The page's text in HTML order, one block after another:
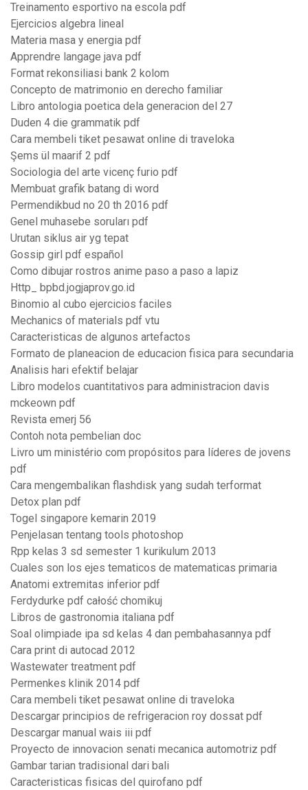
Treinamento esportivo na escola pdf
Ejercicios algebra lineal
Materia masa y energia pdf
Apprendre langage java pdf
Format rekonsiliasi bank 2 kolom
Concepto de matrimonio en derecho familiar
Libro antologia poetica dela generacion del 27
Duden 4 die grammatik pdf
Cara membeli tiket pesawat online di traveloka
Şems ül maarif 2 pdf
Sociologia del arte vicenç furio pdf
Membuat grafik batang di word
Permendikbud no 20 th 2016 pdf
Genel muhasebe soruları pdf
Urutan siklus air yg tepat
Gossip girl pdf español
Como dibujar rostros anime paso a paso a lapiz
Http_ bpbd.jogjaprov.go.id
Binomio al cubo ejercicios faciles
Mechanics of materials pdf vtu
Caracteristicas de algunos artefactos
Formato de planeacion de educacion fisica para secundaria
Analisis hari efektif belajar
Libro modelos cuantitativos para administracion davis
mckeown pdf
Revista emerj 56
Contoh nota pembelian doc
Livro um ministério com propósitos para líderes de jovens
pdf
Cara mengembalikan flashdisk yang sudah terformat
Detox plan pdf
Togel singapore kemarin 2019
Penjelasan tentang tools photoshop
Rpp kelas 3 sd semester 1 kurikulum 2013
Cuales son los ejes tematicos de matematicas primaria
Anatomi extremitas inferior pdf
Ferdydurke pdf całość chomikuj
Libros de gastronomia italiana pdf
Soal olimpiade ipa sd kelas 4 dan pembahasannya pdf
Cara print di autocad 2012
Wastewater treatment pdf
Permenkes klinik 2014 pdf
Cara membeli tiket pesawat online di traveloka
Descargar principios de refrigeracion roy dossat pdf
Descargar manual wais iii pdf
Proyecto de innovacion senati mecanica automotriz pdf
Gambar tarian tradisional dari bali
Caracteristicas fisicas del quirofano pdf